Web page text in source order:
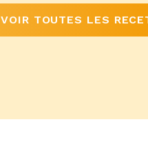
VOIR TOUTES LES